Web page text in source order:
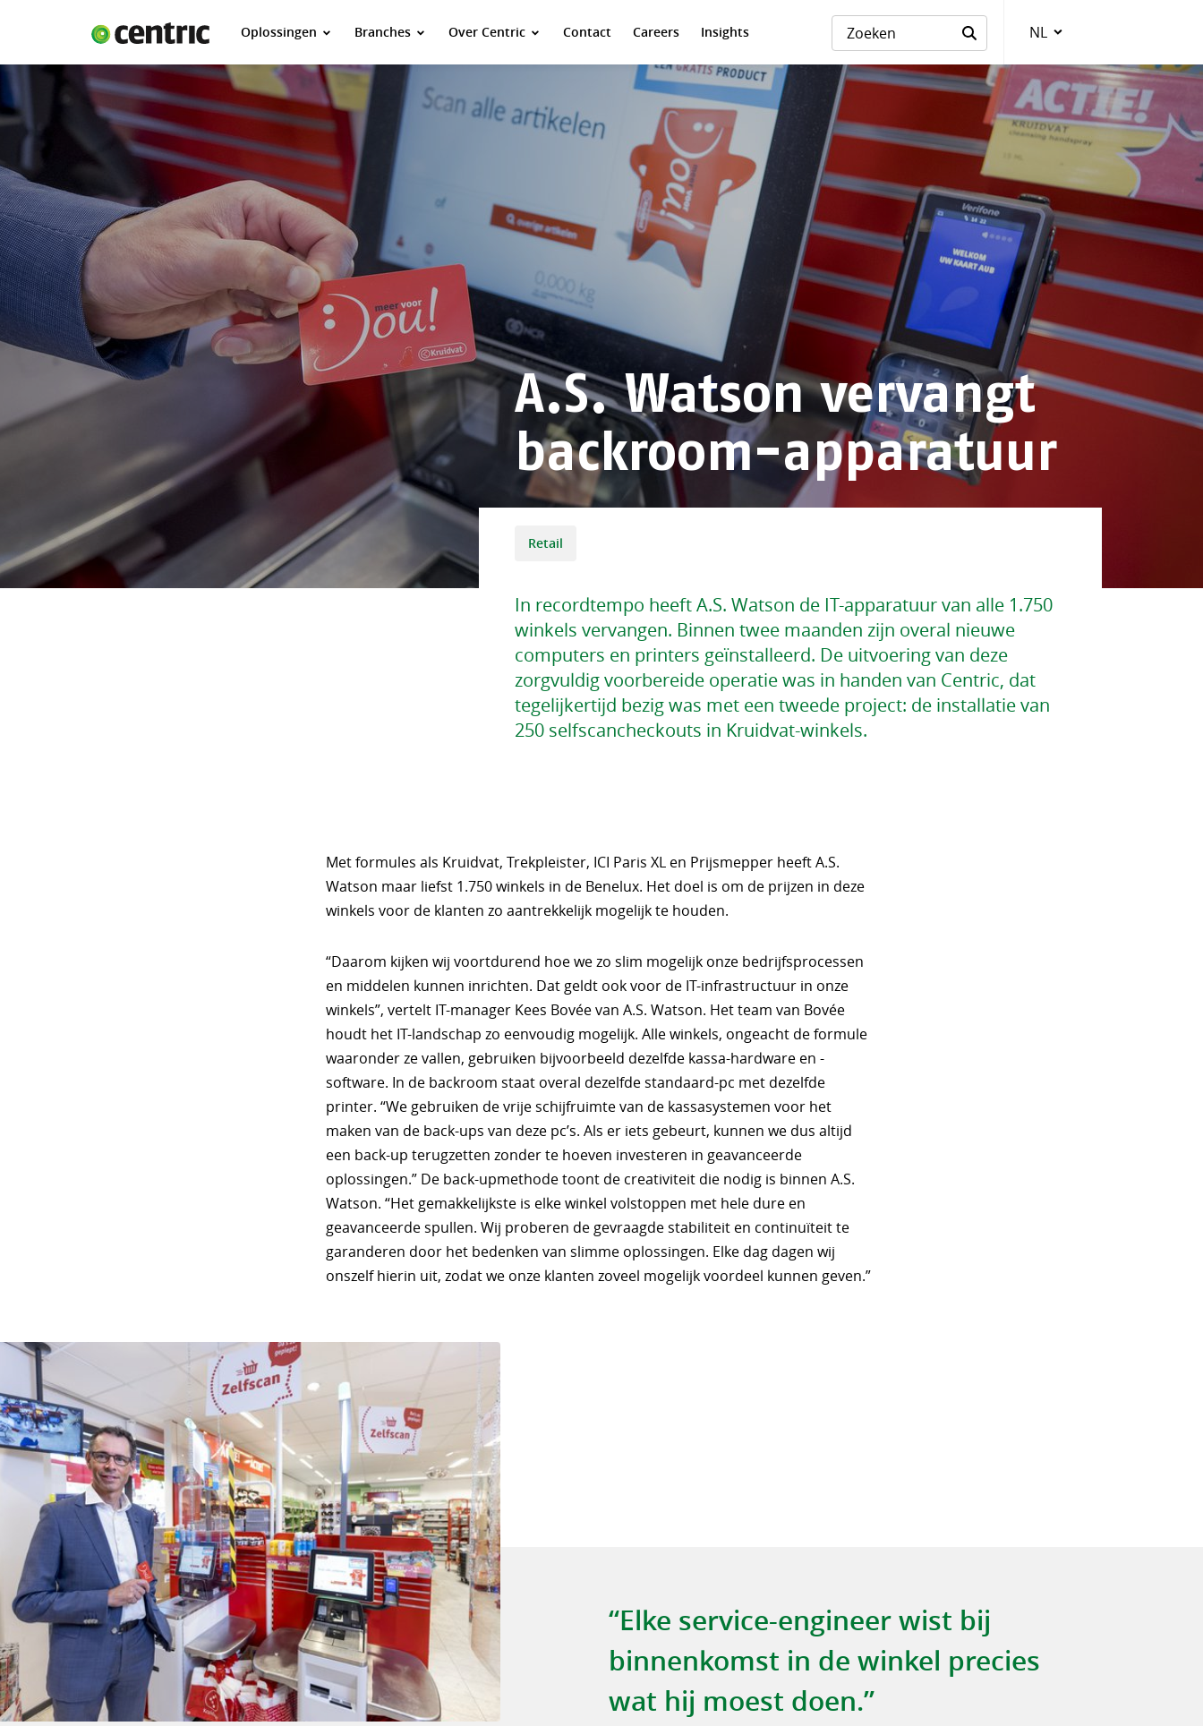
Oplossingen Branches Over Centric Contact Careers
Insights
Oplossingen
Branches
Over Centric
Contact
Insights
NL
Taalkeuze
A.S. Watson vervangt
backroom-apparatuur
Retail
In recordtempo heeft A.S. Watson de IT-apparatuur van alle 1.750
winkels vervangen. Binnen twee maanden zijn overal nieuwe
computers en printers geïnstalleerd. De uitvoering van deze
zorgvuldig voorbereide operatie was in handen van Centric, dat
tegelijkertijd bezig was met een tweede project: de installatie van
250 selfscancheckouts in Kruidvat-winkels.
Met formules als Kruidvat, Trekpleister, ICI Paris XL en Prijsmepper heeft A.S.
Watson maar liefst 1.750 winkels in de Benelux. Het doel is om de prijzen in deze
winkels voor de klanten zo aantrekkelijk mogelijk te houden.
“Daarom kijken wij voortdurend hoe we zo slim mogelijk onze bedrijfsprocessen
en middelen kunnen inrichten. Dat geldt ook voor de IT-infrastructuur in onze
winkels”, vertelt IT-manager Kees Bovée van A.S. Watson. Het team van Bovée
houdt het IT-landschap zo eenvoudig mogelijk. Alle winkels, ongeacht de formule
waaronder ze vallen, gebruiken bijvoorbeeld dezelfde kassa-hardware en -
software. In de backroom staat overal dezelfde standaard-pc met dezelfde
printer. “We gebruiken de vrije schijfruimte van de kassasystemen voor het
maken van de back-ups van deze pc’s. Als er iets gebeurt, kunnen we dus altijd
een back-up terugzetten zonder te hoeven investeren in geavanceerde
oplossingen.” De back-upmethode toont de creativiteit die nodig is binnen A.S.
Watson. “Het gemakkelijkste is elke winkel volstoppen met hele dure en
geavanceerde spullen. Wij proberen de gevraagde stabiliteit en continuïteit te
garanderen door het bedenken van slimme oplossingen. Elke dag dagen wij
onszelf hierin uit, zodat we onze klanten zoveel mogelijk voordeel kunnen geven.”
“Elke service-engineer wist bij
binnenkomst in de winkel precies
wat hij moest doen.”